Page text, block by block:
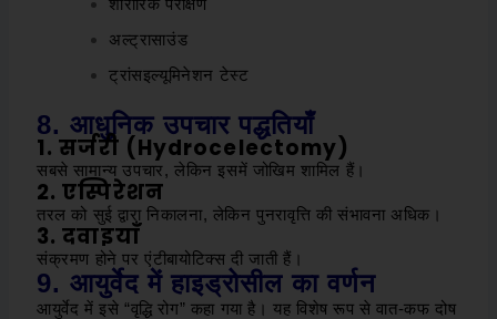
शारीरिक परीक्षण
अल्ट्रासाउंड
ट्रांसइल्यूमिनेशन टेस्ट
8. आधुनिक उपचार पद्धतियाँ
1. सर्जरी (Hydrocelectomy)
सबसे सामान्य उपचार, लेकिन इसमें जोखिम शामिल हैं।
2. एस्पिरेशन
तरल को सुई द्वारा निकालना, लेकिन पुनरावृत्ति की संभावना अधिक।
3. दवाइयाँ
संक्रमण होने पर एंटीबायोटिक्स दी जाती हैं।
9. आयुर्वेद में हाइड्रोसील का वर्णन
आयुर्वेद में इसे “वृद्धि रोग” कहा गया है। यह विशेष रूप से वात-कफ दोष